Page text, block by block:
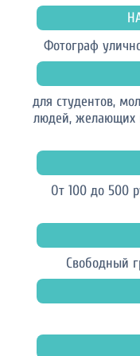
Фотограф
для студентов,
людей, желающих
От 100 до 500
Свободный